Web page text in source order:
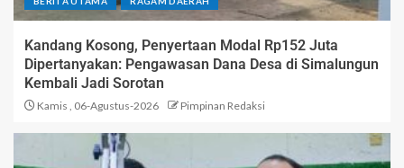
Kandang Kosong, Penyertaan Modal Rp152 Juta
Dipertanyakan: Pengawasan Dana Desa di Simalungun
Kembali Jadi Sorotan
Kamis , 06-Agustus-2026 Pimpinan Redaksi